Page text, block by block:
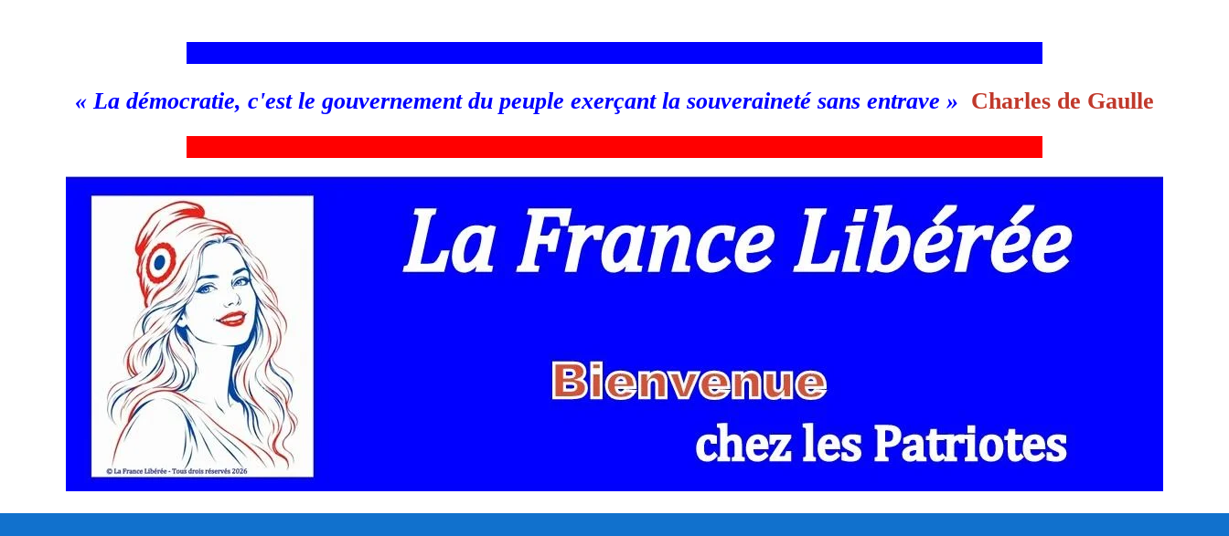
«La démocratie, c'est le gouvernement du peuple exerçant la souveraineté sans entrave » Charles de Gaulle